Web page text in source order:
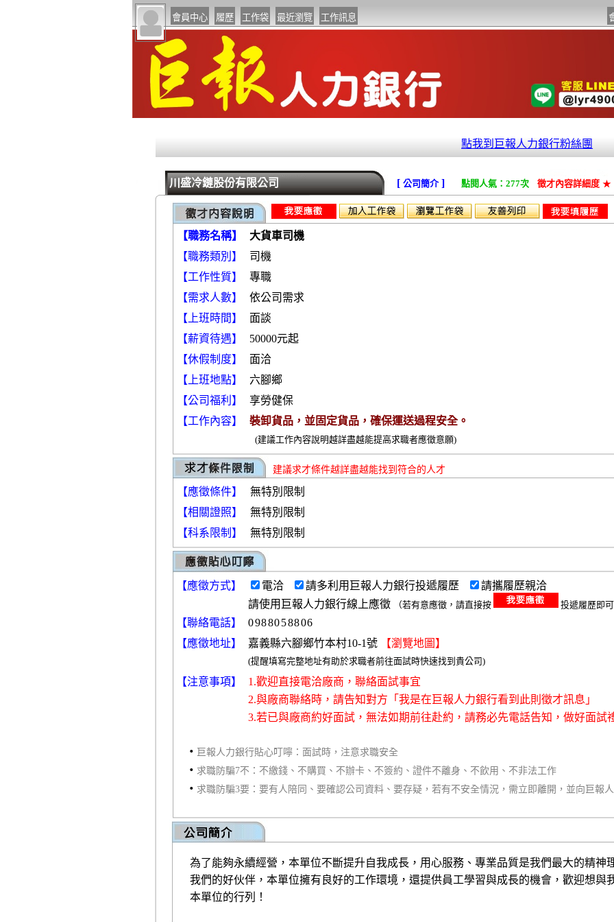
點我到巨報人力銀行粉絲團
川盛冷鏈股份有限公司 [ 公司簡介] 點閱人氣：277次 徵才內容詳細度 ★
【職務名稱】
大貨車司機
【職務類別】
司機
【工作性質】
專職
【需求人數】
依公司需求
【上班時間】
面談
【薪資待遇】
50000元起
【休假制度】
面洽
【上班地點】
六腳鄉
【公司福利】
享勞健保
【工作內容】
裝卸貨品，並固定貨品，確保運送過程安全。
(建議工作內容說明越詳盡越能提高求職者應徵意願)
建議求才條件越詳盡越能找到符合的人才
【應徵條件】
無特別限制
【相關證照】
無特別限制
【科系限制】
無特別限制
【應徵方式】 電洽 請多利用巨報人力銀行投遞履歷
請攜履歷親洽
請使用巨報人力銀行線上應徵
（若有意應徵，請直接按 投遞履歷即
【聯絡電話】
0988058806
【應徵地址】
嘉義縣六腳鄉竹本村10-1號 【瀏覽地圖】
(提醒填寫完整地址有助於求職者前往面試時快速找到貴公司)
【注意事項】
1.歡迎直接電洽廠商，聯絡面試事宜
2.與廠商聯絡時，請告知對方「我是在巨報人力銀行看到此則徵才訊息」
3.若已與廠商約好面試，無法如期前往赴約，請務必先電話告知，做好面試
‧ 巨報人力銀行貼心叮嚀：面試時，注意求職安全
‧ 求職防騙7不：不繳錢、不購買、不辦卡、不簽約、證件不離身、不飲用、不非法工作
‧ 求職防騙3要：要有人陪同、要確認公司資料、要存疑，若有不安全情況，需立即離開，並向巨報
為了能夠永續經營，本單位不斷提升自我成長，用心服務、專業品質是我們最大的精神
我們的好伙伴，本單位擁有良好的工作環境，還提供員工學習與成長的機會，歡迎想與
本單位的行列！